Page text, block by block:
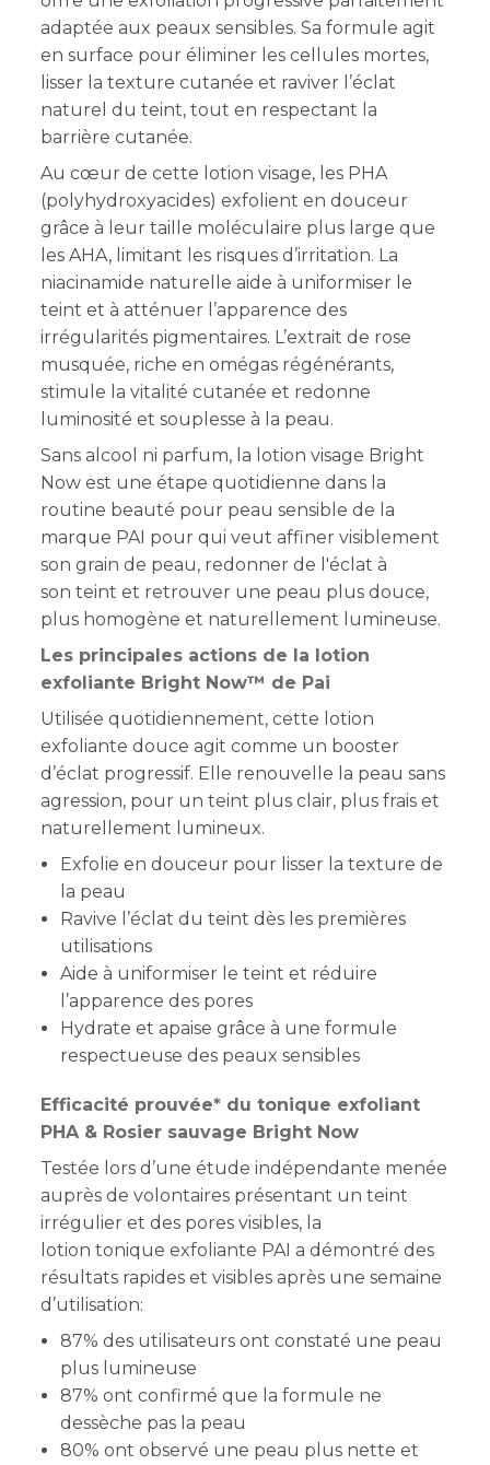
adaptée aux peaux sensibles. Sa formule agit
en surface pour éliminer les cellules mortes,
lisser la texture cutanée et raviver l’éclat
naturel du teint, tout en respectant la
barrière cutanée.
Au cœur de cette lotion visage, les PHA
(polyhydroxyacides) exfolient en douceur
grâce à leur taille moléculaire plus large que
les AHA, limitant les risques d’irritation. La
niacinamide naturelle aide à uniformiser le
teint et à atténuer l’apparence des
irrégularités pigmentaires. L’extrait de rose
musquée, riche en omégas régénérants,
stimule la vitalité cutanée et redonne
luminosité et souplesse à la peau.
Sans alcool ni parfum, la lotion visage Bright
Now est une étape quotidienne dans la
routine beauté pour peau sensible de la
marque PAI pour qui veut affiner visiblement
son grain de peau, redonner de l'éclat à
son teint et retrouver une peau plus douce,
plus homogène et naturellement lumineuse.
Les principales actions de la lotion
exfoliante Bright Now™ de Pai
Utilisée quotidiennement, cette lotion
exfoliante douce agit comme un booster
d’éclat progressif. Elle renouvelle la peau sans
agression, pour un teint plus clair, plus frais et
naturellement lumineux.
Exfolie en douceur pour lisser la texture de
la peau
Ravive l’éclat du teint dès les premières
utilisations
Aide à uniformiser le teint et réduire
l’apparence des pores
Hydrate et apaise grâce à une formule
respectueuse des peaux sensibles
Efficacité prouvée* du tonique exfoliant
PHA & Rosier sauvage Bright Now
Testée lors d’une étude indépendante menée
auprès de volontaires présentant un teint
irrégulier et des pores visibles, la
lotion tonique exfoliante PAI a démontré des
résultats rapides et visibles après une semaine
d’utilisation:
87% des utilisateurs ont constaté une peau
plus lumineuse
87% ont confirmé que la formule ne
dessèche pas la peau
80% ont observé une peau plus nette et